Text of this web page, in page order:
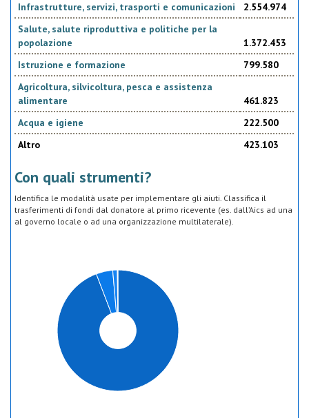
Infrastrutture, servizi, trasporti e comunicazioni
2.554.974
Salute, salute riproduttiva e politiche per la
popolazione
1.372.453
Istruzione e formazione
799.580
Agricoltura, silvicoltura, pesca e assistenza
alimentare
461.823
Acqua e igiene
222.500
Altro
423.103
Con quali strumenti?
Identifica le modalità usate per implementare gli aiuti. Classifica il
trasferimenti di fondi dal donatore al primo ricevente (es. dall’Aics ad una
al governo locale o ad una organizzazione multilaterale).